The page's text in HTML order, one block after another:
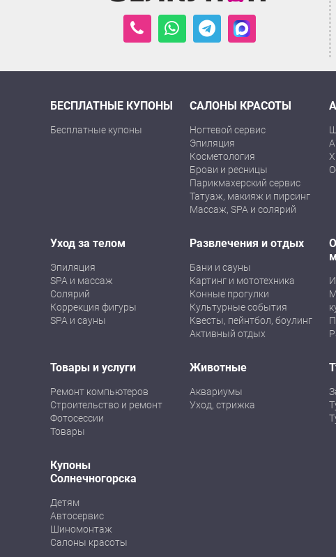
БЕСПЛАТНЫЕ КУПОНЫ
Бесплатные купоны
САЛОНЫ КРАСОТЫ
Ногтевой сервис
Эпиляция
Косметология
Брови и ресницы
Парикмахерский сервис
Татуаж, макияж и пирсинг
Массаж, SPA и солярий
Уход за телом
Эпиляция
SPA и массаж
Солярий
Коррекция фигуры
SPA и сауны
Развлечения и отдых
Бани и сауны
Картинг и мототехника
Конные прогулки
Культурные события
Квесты, пейнтбол, боулинг
Активный отдых
Товары и услуги
Ремонт компьютеров
Строительство и ремонт
Фотосессии
Товары
Животные
Аквариумы
Уход, стрижка
Купоны
Солнечногорска
Детям
Автосервис
Шиномонтаж
Салоны красоты